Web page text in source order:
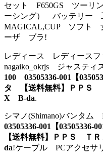
セット F650GS ツーリン
ーシング） バッテリー
MAGICAL,CUP ソフ
ーザ ブラ!
レディース レディースフ
nagaiko_okrjs ジャスティ
100 03505336-001【
タ 【送料無料】ＰＰＳ
X B-da.
シマノ(Shimano)バンタ
03505336-001【
【送料無料】ＰＰＳ
da!ケーブル PCアクセサ